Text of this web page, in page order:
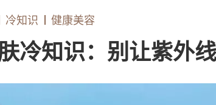
冷知识 健康美容
肤冷知识：别让紫外